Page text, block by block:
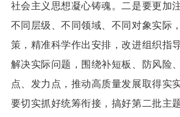
社会主义思想凝心铸魂。二是要更加
不同层级、不同领域、不同对象实际
策，精准科学作出安排，改进组织指
解决实际问题，围绕补短板、防风险
点、发力点，推动高质量发展取得实
要切实抓好统筹衔接，搞好第二批主